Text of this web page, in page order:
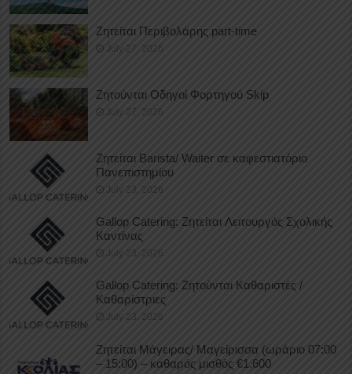
Ζητείται Περιβολάρης part-time
July 27, 2026
Ζητούνται Οδηγοί Φορτηγού Skip
July 27, 2026
Ζητείται Barista/ Waiter σε καφεστιατόριο
Πανεπιστημίου
July 23, 2026
Gallop Catering: Ζητείται Λειτουργός Σχολικής
Καντίνας
July 23, 2026
Gallop Catering: Ζητούνται Καθαριστές /
Καθαρίστριες
July 23, 2026
Ζητείται Μάγειρας/ Μαγείρισσα (ωράριο 07:00
– 15:00) – καθαρός μισθός €1.600